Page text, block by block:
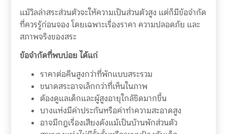
แม้วิลล่าสระส่วนตัวจะให้ความเป็นส่วนตัวสูง แต่ก็มีข้อจำกัด
ที่ควรรู้ก่อนจอง โดยเฉพาะเรื่องราคา ความปลอดภัย และ
สภาพจริงของสระ
ข้อจำกัดที่พบบ่อย ได้แก่
ราคาต่อคืนสูงกว่าที่พักแบบสระรวม
ขนาดสระอาจเล็กกว่าที่เห็นในภาพ
ต้องดูแลเด็กและผู้สูงอายุใกล้ชิดมากขึ้น
บางแห่งมีค่าประกันหรือค่าทำความสะอาดสูง
อาจมีกฎเรื่องเสียงดังแม้เป็นบ้านพักส่วนตัว